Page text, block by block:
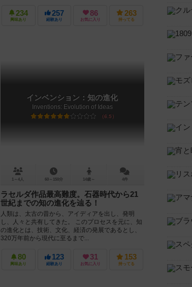
234
興味あり
257
経験あり
86
お気に入り
263
持ってる
インベンション：知の進化
Inventions: Evolution of Ideas
6.5
1～4人 60～150分 14歳～ 4件
ラセルダ作品最高難度。石器時代から21
世紀までの知の進化を辿る！
人類は、太古の昔から、アイディアを出し、発明
し、人々と共有してきた。 このプロセスを元に、知
の進化とは、技術、文化、経済の発展であるとし、
320万年前から現代に至るまで...
80
興味あり
123
経験あり
31
お気に入り
153
持ってる